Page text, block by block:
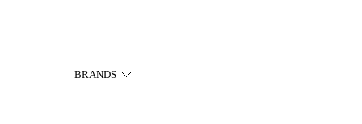
BRANDS